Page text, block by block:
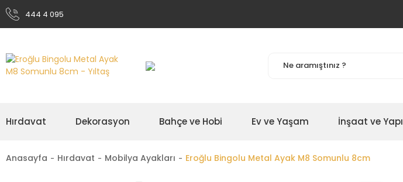
444 4 095
Hırdavat Dekorasyon Bahçe ve Hobi Ev ve Yaşam İnşaat ve Yapı
Anasayfa Hırdavat Mobilya Ayakları Eroğlu Bingolu Metal Ayak M8 Somunlu 8cm